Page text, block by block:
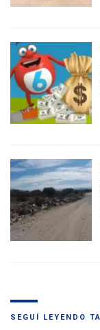
SEGUÍ LEYENDO